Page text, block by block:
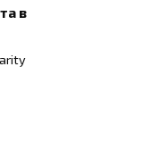
в